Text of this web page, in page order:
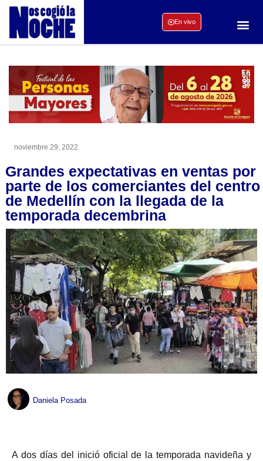
En vivo
noviembre 29, 2022
Grandes expectativas en ventas por
parte de los comerciantes del centro
de Medellín con la llegada de la
temporada decembrina
Daniela Posada
A dos días del inició oficial de la temporada navideña y